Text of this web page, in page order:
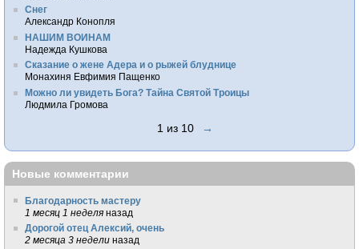
Снег
Александр Конопля
НАШИМ ВОИНАМ
Надежда Кушкова
Сказание о жене Адера и о рыжей блуднице
Монахиня Евфимия Пащенко
Можно ли увидеть Бога? Тайна Святой Троицы
Людмила Громова
1 из 10 →
Новые комментарии
Благодарность мастеру
1 месяц 1 неделя назад
Дорогой отец Алексий, очень
2 месяца 3 недели назад